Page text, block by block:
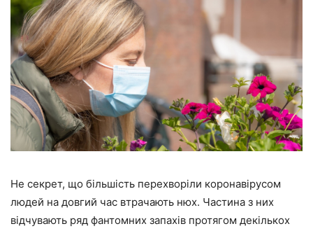
Не секрет, що більшість перехворіли коронавірусом
людей на довгий час втрачають нюх. Частина з них
відчувають ряд фантомних запахів протягом декількох